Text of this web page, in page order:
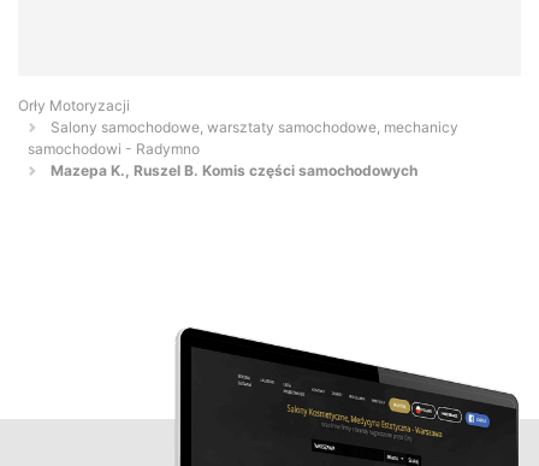
Orły Motoryzacji
Salony samochodowe, warsztaty samochodowe, mechanicy
samochodowi - Radymno
Mazepa K., Ruszel B. Komis części samochodowych